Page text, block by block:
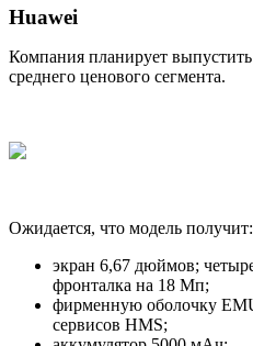
Huawei
Компания планирует
среднего ценового сегмента.
Ожидается, что модель получит:
экран 6,67 дюймов;
фронталка на 18 Мп;
фирменную оболочку
сервисов HMS;